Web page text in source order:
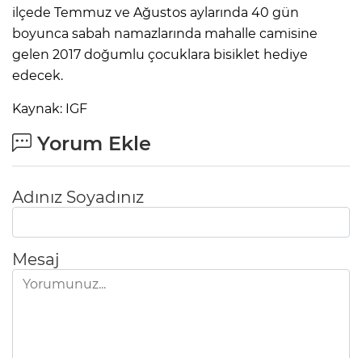
ilçede Temmuz ve Ağustos aylarında 40 gün
boyunca sabah namazlarında mahalle camisine
gelen 2017 doğumlu çocuklara bisiklet hediye
edecek.
Kaynak: IGF
Yorum Ekle
Adınız Soyadınız
Mesaj